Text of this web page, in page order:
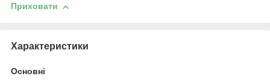
Приховати
Характеристики
Основні